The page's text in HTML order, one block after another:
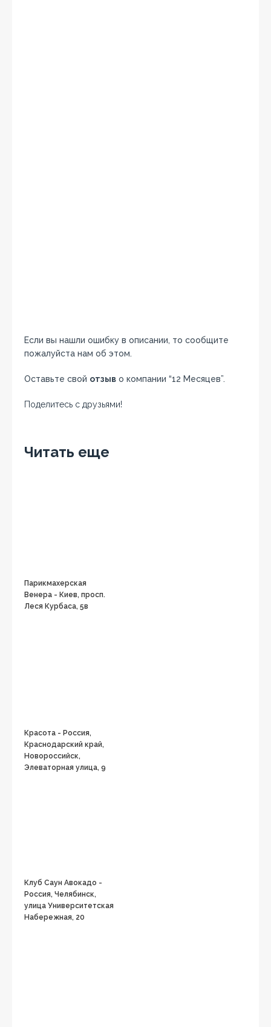
Если вы нашли ошибку в описании, то сообщите
пожалуйста нам об этом.
Оставьте свой отзыв о компании “12 Месяцев”.
Поделитесь с друзьями!
Читать еще
Парикмахерская
Венера - Киев, просп.
Леся Курбаса, 5в
Красота - Россия,
Краснодарский край,
Новороссийск,
Элеваторная улица, 9
Клуб Саун Авокадо -
Россия, Челябинск,
улица Университетская
Набережная, 20